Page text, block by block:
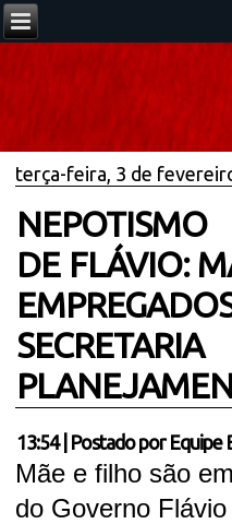
terça-feira, 3 de
DE FLÁVIO:
13:54| Postado por Equipe
Mãe e filho são
do Governo